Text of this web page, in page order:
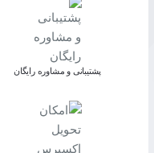
پشتیبانی و مشاوره رایگان